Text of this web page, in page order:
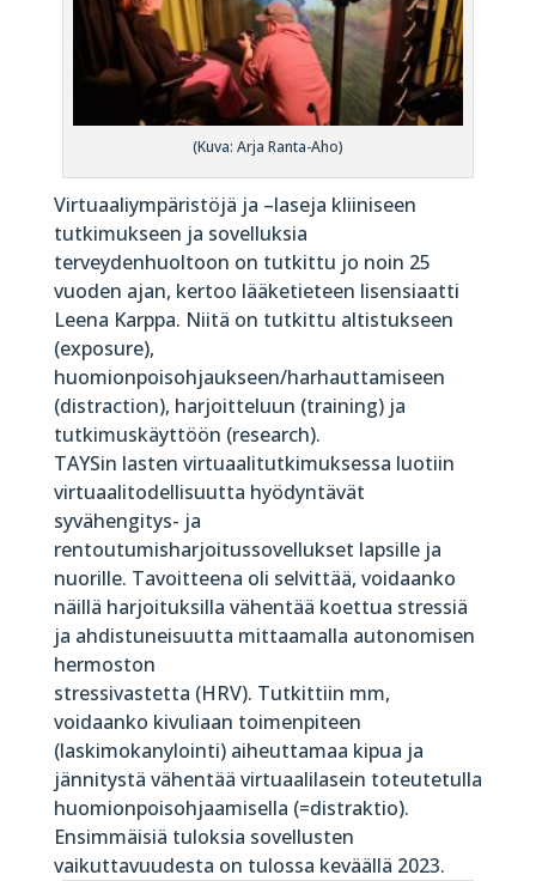
(Kuva: Arja Ranta-Aho)
Virtuaaliympäristöjä ja –laseja kliiniseen
tutkimukseen ja sovelluksia
terveydenhuoltoon on tutkittu jo noin 25
vuoden ajan, kertoo lääketieteen lisensiaatti
Leena Karppa. Niitä on tutkittu altistukseen
(exposure),
huomionpoisohjaukseen/harhauttamiseen
(distraction), harjoitteluun (training) ja
tutkimuskäyttöön (research).
TAYSin lasten virtuaalitutkimuksessa luotiin
virtuaalitodellisuutta hyödyntävät
syvähengitys- ja
rentoutumisharjoitussovellukset lapsille ja
nuorille. Tavoitteena oli selvittää, voidaanko
näillä harjoituksilla vähentää koettua stressiä
ja ahdistuneisuutta mittaamalla autonomisen
hermoston
stressivastetta (HRV). Tutkittiin mm,
voidaanko kivuliaan toimenpiteen
(laskimokanylointi) aiheuttamaa kipua ja
jännitystä vähentää virtuaalilasein toteutetulla
huomionpoisohjaamisella (=distraktio).
Ensimmäisiä tuloksia sovellusten
vaikuttavuudesta on tulossa keväällä 2023.